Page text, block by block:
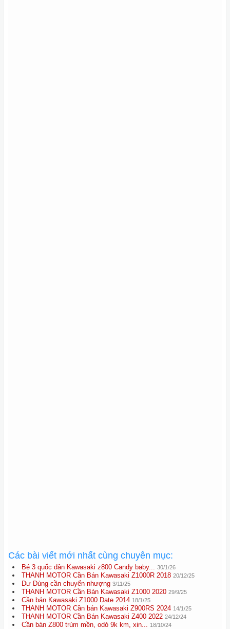
Các bài viết mới nhất cùng chuyên mục:
Bé 3 quốc dân Kawasaki z800 Candy baby... 30/1/26
THANH MOTOR Cần Bán Kawasaki Z1000R 2018 20/12/25
Dư Dùng cần chuyển nhượng 3/11/25
THANH MOTOR Cần Bán Kawasaki Z1000 2020 29/9/25
Cần bán Kawasaki Z1000 Date 2014 18/1/25
THANH MOTOR Cần bán Kawasaki Z900RS 2024 14/1/25
THANH MOTOR Cần Bán Kawasaki Z400 2022 24/12/24
Cần bán Z800 trùm mền, odó 9k km, xin... 18/10/24